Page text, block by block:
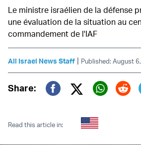
Le ministre israélien de la défense
une évaluation de la situation au
commandement de l'IAF
All Israel News Staff | Published: August
Share:
Twitter (X)
Read this article in: